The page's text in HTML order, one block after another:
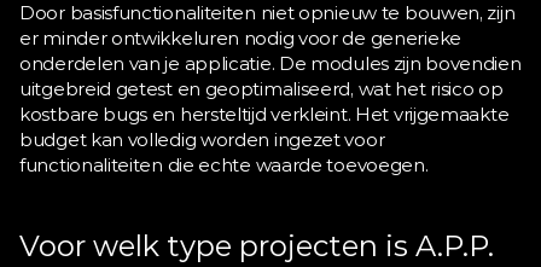
Door basisfunctionaliteiten niet opnieuw te bouwen, zijn
er minder ontwikkeluren nodig voor de generieke
onderdelen van je applicatie. De modules zijn bovendien
uitgebreid getest en geoptimaliseerd, wat het risico op
kostbare bugs en hersteltijd verkleint. Het vrijgemaakte
budget kan volledig worden ingezet voor
functionaliteiten die echte waarde toevoegen.
Voor welk type projecten is A.P.P.